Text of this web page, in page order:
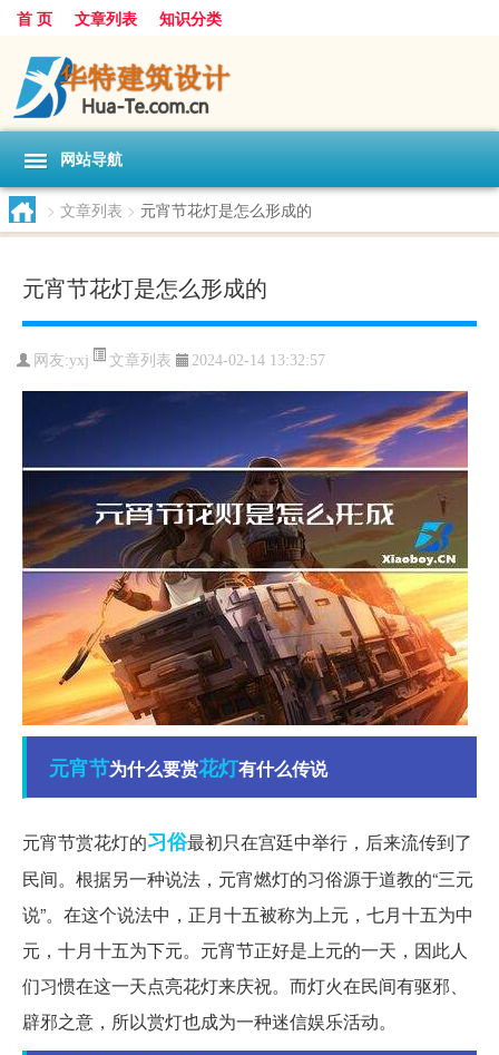
首 页 文章列表 知识分类
网站导航
> 文章列表 > 元宵节花灯是怎么形成的
元宵节花灯是怎么形成的
网友:yxj 文章列表 2024-02-14 13:32:57
元宵节为什么要赏花灯有什么传说
元宵节赏花灯的习俗最初只在宫廷中举行，后来流传到了
民间。根据另一种说法，元宵燃灯的习俗源于道教的“三元
说”。在这个说法中，正月十五被称为上元，七月十五为中
元，十月十五为下元。元宵节正好是上元的一天，因此人
们习惯在这一天点亮花灯来庆祝。而灯火在民间有驱邪、
辟邪之意，所以赏灯也成为一种迷信娱乐活动。